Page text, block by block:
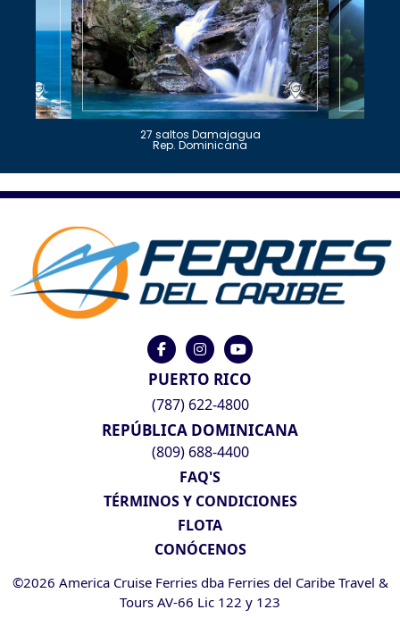
27 saltos Damajagua
Rep. Dominicana
PUERTO RICO
(787) 622-4800
REPÚBLICA DOMINICANA
(809) 688-4400
FAQ'S
TÉRMINOS Y CONDICIONES
FLOTA
CONÓCENOS
©2026 America Cruise Ferries dba Ferries del Caribe Travel &
Tours AV-66 Lic 122 y 123